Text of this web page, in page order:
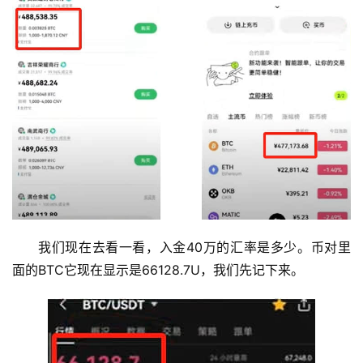
我们现在去看一看，入金40万的汇率是多少。币对里
面的BTC它现在显示是66128.7U，我们先记下来。